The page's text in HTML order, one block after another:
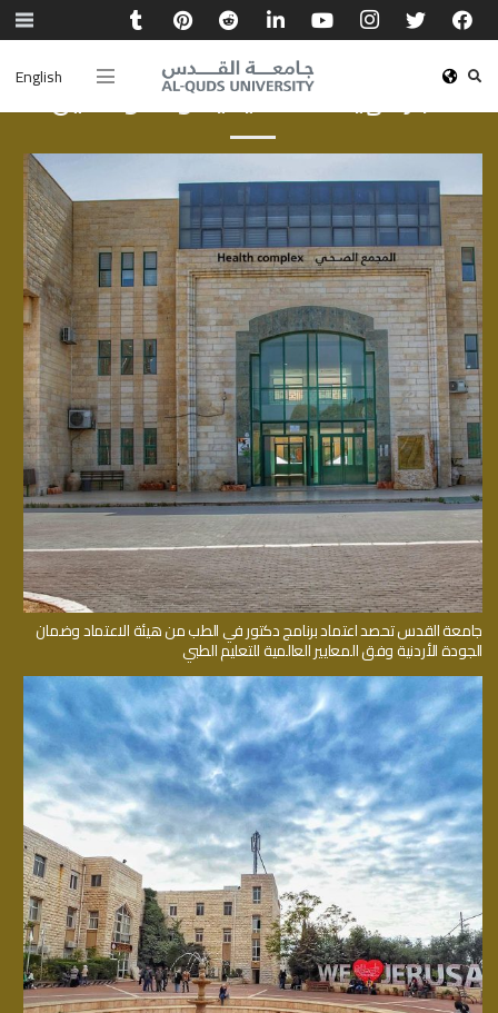
Englishأخبار الهيئة الأكاديمية والموظفين
جامعة القدس تحصد اعتماد برنامج دكتور في الطب من هيئة الاعتماد وضمان
الجودة الأردنية وفق المعايير العالمية للتعليم الطبي